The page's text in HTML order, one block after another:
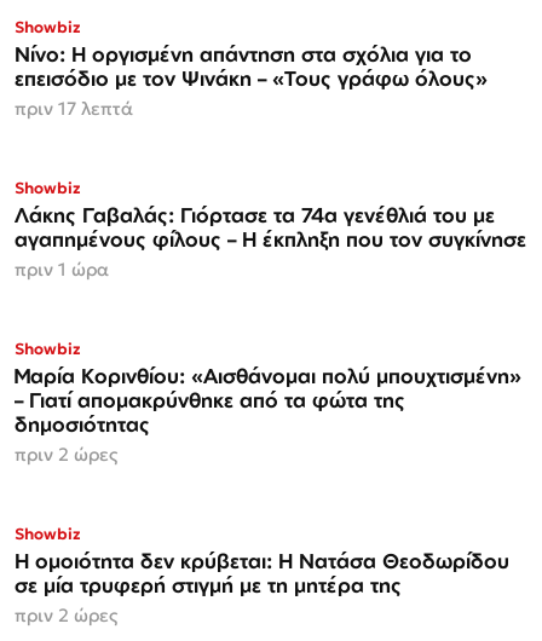
Showbiz
Νίνο: Η οργισμένη απάντηση στα σχόλια για το
επεισόδιο με τον Ψινάκη – «Τους γράφω όλους»
πριν 17 λεπτά
Showbiz
Λάκης Γαβαλάς: Γιόρτασε τα 74α γενέθλιά του με
αγαπημένους φίλους – Η έκπληξη που τον συγκίνησε
πριν 1 ώρα
Showbiz
Μαρία Κορινθίου: «Αισθάνομαι πολύ μπουχτισμένη»
– Γιατί απομακρύνθηκε από τα φώτα της
δημοσιότητας
πριν 2 ώρες
Showbiz
Η ομοιότητα δεν κρύβεται: Η Νατάσα Θεοδωρίδου
σε μία τρυφερή στιγμή με τη μητέρα της
πριν 2 ώρες